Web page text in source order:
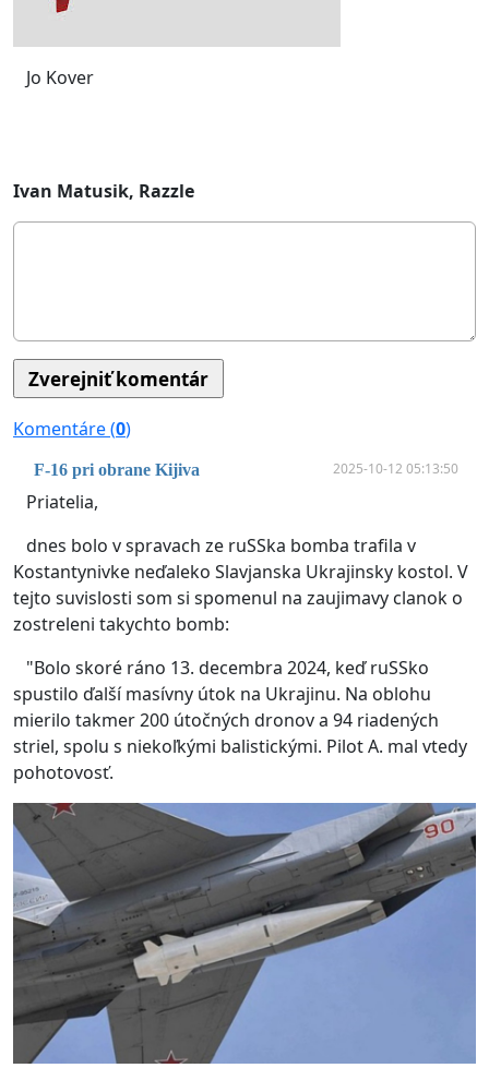
Jo Kover
Ivan Matusik, Razzle
Komentáre (0)
F-16 pri obrane Kijiva 2025-10-12 05:13:50
Priatelia,
dnes bolo v spravach ze ruSSka bomba trafila v
Kostantynivke neďaleko Slavjanska Ukrajinsky kostol. V
tejto suvislosti som si spomenul na zaujimavy clanok o
zostreleni takychto bomb:
"Bolo skoré ráno 13. decembra 2024, keď ruSSko
spustilo ďalší masívny útok na Ukrajinu. Na oblohu
mierilo takmer 200 útočných dronov a 94 riadených
striel, spolu s niekoľkými balistickými. Pilot A. mal vtedy
pohotovosť.